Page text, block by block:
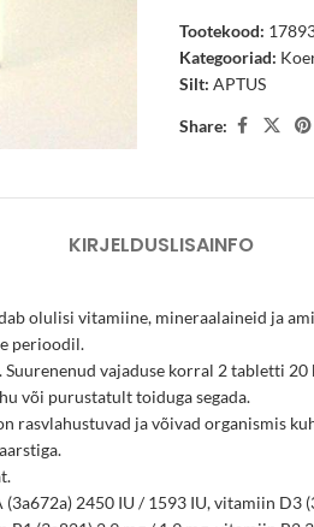
Tootekood:
Kategooriad:
Silt: APTUS
Share:
KIRJELDUSLISAINFO
olulisi vitamiine, mineraalaineid ja
perioodil.
vajaduse korral 2 tabletti
või purustatult toiduga segada.
rasvlahustuvad ja võivad organismis
2450 IU / 1593 IU, vitamiin D3